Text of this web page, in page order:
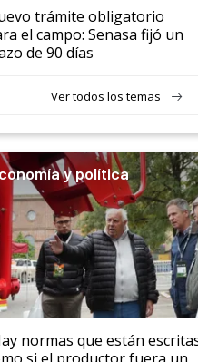
trámite obligatorio
el campo: Senasa fijó un
de 90 días
Ver todos los temas
y política
normas que están